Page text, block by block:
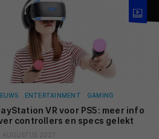
ENTERTAINMENT GAMING
VR voor PS5: meer info
controllers en specs gelekt
AUGUSTUS 2021